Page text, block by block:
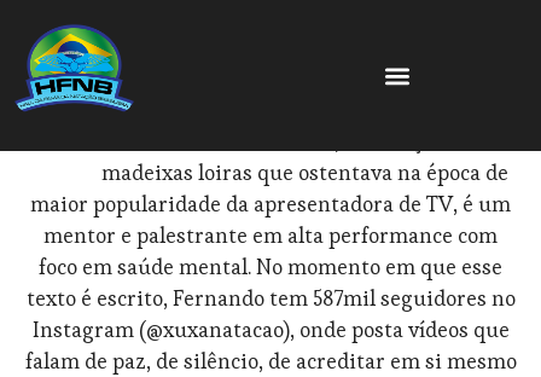
FERNANDO SCHERER
Fernando de Queiroz Scherer, também
madeixas loiras que ostentava na época de
maior popularidade da apresentadora de TV, é um
mentor e palestrante em alta performance com
foco em saúde mental. No momento em que esse
texto é escrito, Fernando tem 587mil seguidores no
Instagram (@xuxanatacao), onde posta vídeos que
falam de paz, de silêncio, de acreditar em si mesmo